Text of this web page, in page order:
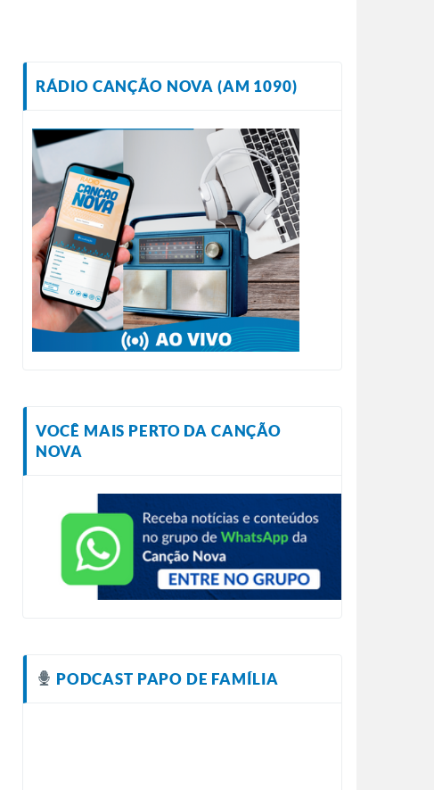
RÁDIO CANÇÃO NOVA (AM 1090)
VOCÊ MAIS PERTO DA CANÇÃO
NOVA
PODCAST PAPO DE FAMÍLIA